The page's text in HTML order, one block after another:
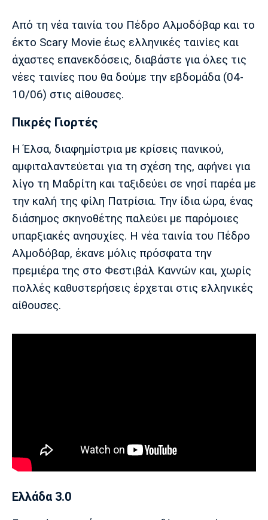
Πολιτισμός
Τραγούδια
Cine Spot
Running
Media
Παρασκήνιο
Πρόγραμμα TV
Ιωνικός Κηφισιά Πανσερραϊκός
Μάντσεστερ
Γιουνάιτεντ
Τσέλσι Άρσεναλ
Λίβερπουλ
Μάντσεστερ
Σίτι
Γιουβέντους
Από τη νέα ταινία του Πέδρο Αλμοδόβαρ και το
έκτο Scary Movie έως ελληνικές ταινίες και
άχαστες επανεκδόσεις, διαβάστε για όλες τις
νέες ταινίες που θα δούμε την εβδομάδα (04-
10/06) στις αίθουσες.
Πικρές Γιορτές
Η Έλσα, διαφημίστρια με κρίσεις πανικού,
αμφιταλαντεύεται για τη σχέση της, αφήνει για
λίγο τη Μαδρίτη και ταξιδεύει σε νησί παρέα με
την καλή της φίλη Πατρίσια. Την ίδια ώρα, ένας
διάσημος σκηνοθέτης παλεύει με παρόμοιες
υπαρξιακές ανησυχίες. H νέα ταινία του Πέδρο
Αλμοδόβαρ, έκανε μόλις πρόσφατα την
πρεμιέρα της στο Φεστιβάλ Καννών και, χωρίς
πολλές καθυστερήσεις έρχεται στις ελληνικές
αίθουσες.
Ελλάδα 3.0